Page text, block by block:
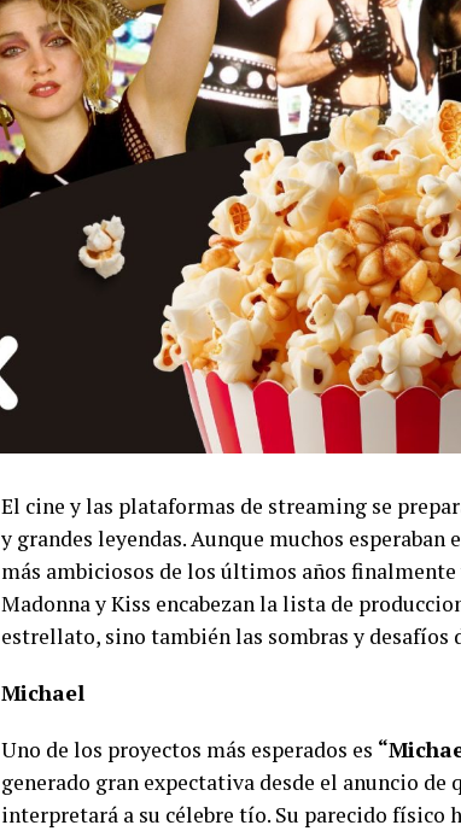
El cine y las plataformas de streaming se
y grandes leyendas. Aunque muchos
más ambiciosos de los últimos años
Madonna y Kiss encabezan la lista de
estrellato, sino también las sombras y desafíos
Michael
Uno de los proyectos más esperados es
generado gran expectativa desde el anuncio de
interpretará a su célebre tío. Su parecido físico